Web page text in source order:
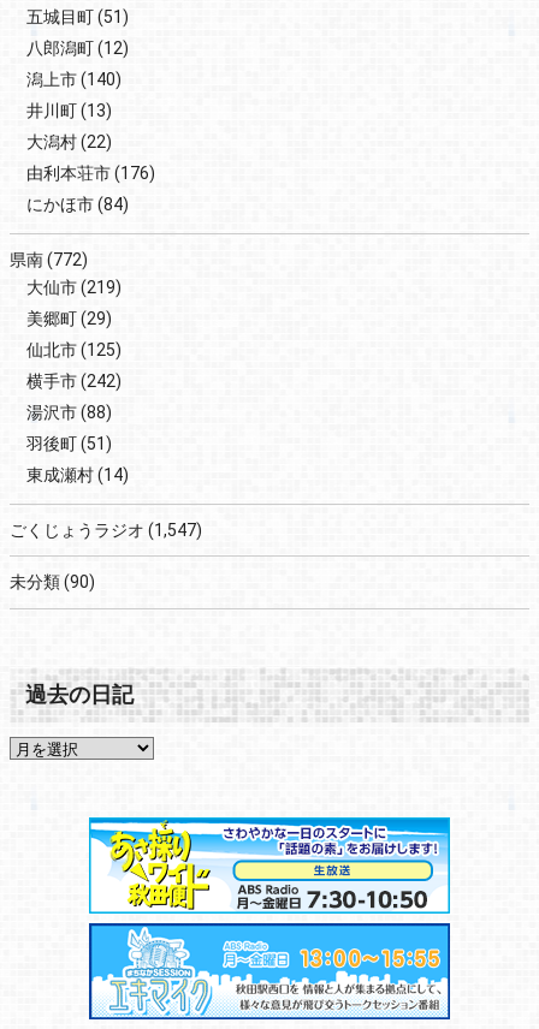
五城目町(51)
八郎潟町(12)
潟上市(140)
井川町(13)
大潟村(22)
由利本荘市(176)
にかほ市(84)
県南(772)
大仙市(219)
美郷町(29)
仙北市(125)
横手市(242)
湯沢市(88)
羽後町(51)
東成瀬村(14)
ごくじょうラジオ (1,547)
未分類(90)
過去の日記